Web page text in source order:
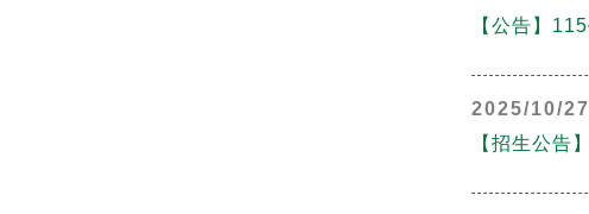
【公告】
2025/10/27
【招生公告